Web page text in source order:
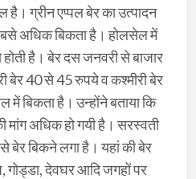
है। ग्रीन एप्पल बेर का उत्पादन
अधिक बिकता है। होलसेल में
है। बेर दस जनवरी से बाजार
बेर 40 से 45 रुपये व कश्मीरी बेर
बिकता है। उन्होंने बताया कि
मांग अधिक हो गयी है। सरस्वती
बेर बिकने लगा है। यहां की बेर
देवघर आदि जगहों पर